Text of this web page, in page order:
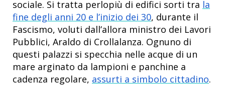
sociale. Si tratta perlopiù di edifici sorti tra la
fine degli anni 20 e l’inizio dei 30, durante il
Fascismo, voluti dall’allora ministro dei Lavori
Pubblici, Araldo di Crollalanza. Ognuno di
questi palazzi si specchia nelle acque di un
mare arginato da lampioni e panchine a
cadenza regolare, assurti a simbolo cittadino.